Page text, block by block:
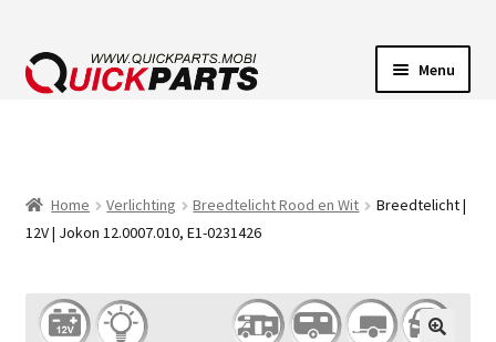
Menu
CLAXONS
ELEKTRISCHE CONNECTOREN
Home Verlichting Breedtelicht Rood en Wit
Breedtelicht |
12V | Jokon 12.0007.010, E1-0231426